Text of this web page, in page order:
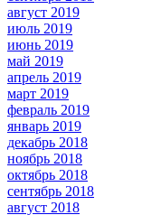
август 2019
июль 2019
июнь 2019
май 2019
апрель 2019
март 2019
февраль 2019
январь 2019
декабрь 2018
ноябрь 2018
октябрь 2018
сентябрь 2018
август 2018